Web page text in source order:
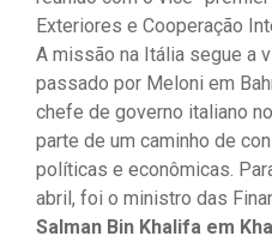
Exteriores e Cooperação
A missão na Itália segue a
passado por Meloni em
chefe de governo italiano
parte de um caminho de
políticas e econômicas.
abril, foi o ministro das
Salman Bin Khalifa em